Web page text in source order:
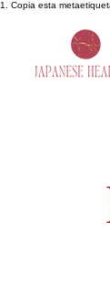
1. Copia esta